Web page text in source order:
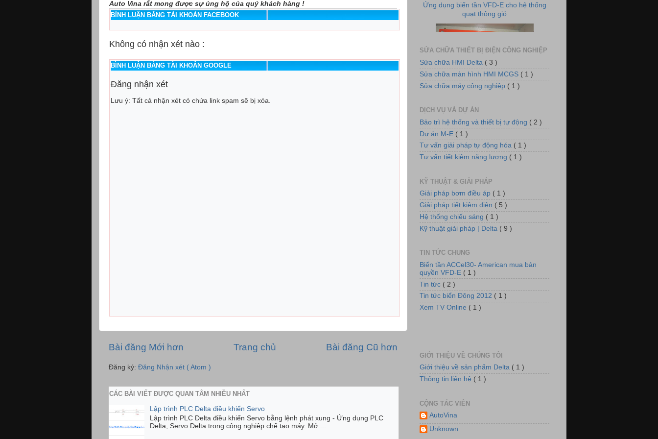
Auto Vina rất mong được sự ủng hộ của quý khách hàng !
BÌNH LUẬN BẰNG TÀI KHOẢN FACEBOOK
Không có nhận xét nào :
BÌNH LUẬN BẰNG TÀI KHOẢN GOOGLE
Đăng nhận xét
Lưu ý: Tất cả nhận xét có chứa link spam sẽ bị xóa.
Bài đăng Mới hơn Bài đăng Cũ hơn
Trang chủ
Đăng ký: Đăng Nhận xét ( Atom )
CÁC BÀI VIẾT ĐƯỢC QUAN TÂM NHIỀU NHẤT
Lập trình PLC Delta điều khiển Servo
Lập trình PLC Delta điều khiển Servo bằng lệnh phát xung - Ứng dụng PLC
Delta, Servo Delta trong công nghiệp chế tạo máy. Mở ...
Tủ điều khiển nồi hơi xử lý khí thải
Hệ thống quạt, tiền đông kho lạnh
SỬA CHỮA THIẾT BỊ ĐIỆN CÔNG NGHIỆP
Sửa chữa HMI Delta ( 3 )
Sửa chữa màn hình HMI MCGS ( 1 )
Sửa chữa máy công nghiệp ( 1 )
DỊCH VỤ VÀ DỰ ÁN
Bảo trì hệ thống và thiết bị tự động ( 2 )
Dự án M-E ( 1 )
Tư vấn giải pháp tự động hóa ( 1 )
Tư vấn tiết kiệm năng lượng ( 1 )
KỸ THUẬT & GIẢI PHÁP
Giải pháp bơm điều áp ( 1 )
Giải pháp tiết kiệm điện ( 5 )
Hệ thống chiếu sáng ( 1 )
Kỹ thuật giải pháp | Delta ( 9 )
TIN TỨC CHUNG
Biến tần ACCel30- American mua bản
quyền VFD-E ( 1 )
Tin tức ( 2 )
Tin tức biển Đông 2012 ( 1 )
Xem TV Online ( 1 )
GIỚI THIỆU VỀ CHÚNG TÔI
Giới thiệu về sản phẩm Delta ( 1 )
Thông tin liên hệ ( 1 )
CỘNG TÁC VIÊN
AutoVina
Unknown